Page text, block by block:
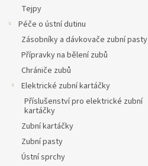
Tejpy
Péče o ústní dutinu
Zásobníky a dávkovače zubní pasty
Přípravky na bělení zubů
Chrániče zubů
Elektrické zubní kartáčky
Příslušenství pro elektrické zubní
kartáčky
Zubní kartáčky
Zubní pasty
Ústní sprchy